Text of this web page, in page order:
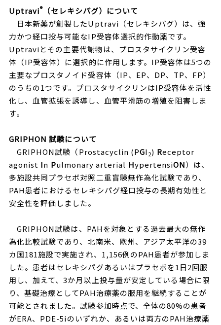
Uptravi®
（セレキシパグ）について
日本新薬が創製したUptravi（セレキシパグ）は、強
力かつ経口投与可能なIP受容体選択的作動薬です。
Uptraviとその主要代謝物は、プロスタサイクリン受容
体（IP受容体）に選択的に作用します。IP受容体は5つの
主要なプロスタノイド受容体（IP、EP、DP、TP、FP）
のうちの1つです。プロスタサイクリンはIP受容体を活性
化し、血管拡張を誘導し、血管平滑筋の増殖を阻害しま
す。
GRIPHON試験について
GRIPHON試験（Prostacyclin (PGI2) Receptor
agonist In Pulmonary arterial HypertensiON）は、
多施設共同プラセボ対照二重盲験無作為化試験であり、
PAH患者におけるセレキシパグ経口投与の長期有効性と
安全性を評価しました。
GRIPHON試験は、PAHを対象とする過去最大の無作
為化比較試験であり、北南米、欧州、アジア太平洋の39
カ国181施設で実施され、1,156例のPAH患者が参加しま
した。患者はセレキシパグあるいはプラセボを1日2回服
用し、加えて、3か月以上投与量が安定している場合に限
り、基礎治療としてPAH治療薬の服用を継続することが
可能とされました。試験参加時点で、全体の80%の患者
がERA、PDE-5iのいずれか、あるいは両方のPAH治療薬